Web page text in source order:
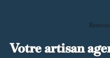
Votre artisan